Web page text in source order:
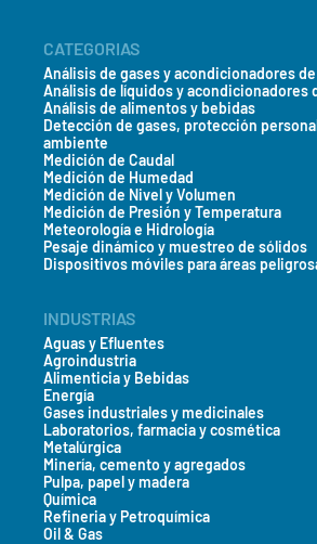
CATEGORIAS
Análisis de gases y acondicionadores
Análisis de líquidos y acondicionadores
Análisis de alimentos y bebidas
Detección de gases, protección
ambiente
Medición de Caudal
Medición de Humedad
Medición de Nivel y Volumen
Medición de Presión y Temperatura
Meteorología e Hidrología
Pesaje dinámico y muestreo de sólidos
Dispositivos móviles para áreas
INDUSTRIAS
Aguas y Efluentes
Agroindustria
Alimenticia y Bebidas
Energía
Gases industriales y medicinales
Laboratorios, farmacia y cosmética
Metalúrgica
Minería, cemento y agregados
Pulpa, papel y madera
Química
Refineria y Petroquímica
Oil & Gas